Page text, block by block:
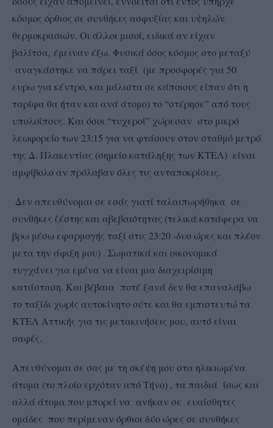
κόσμος όρθιος σε συνθήκες ασφυξίας και υψηλών
θερμοκρασιών. Οι άλλοι μισοί, ειδικά αν είχαν
βαλίτσα, έμειναν έξω. Φυσικά όσος κόσμος στο μεταξύ
αναγκάστηκε να πάρει ταξί (με προσφορές για 50
ευρω για κέντρο, και μάλιστα σε κάποιους είπαν ότι η
ταρίφα θα ήταν και ανά άτομο) το “στέρησε” από τους
υπολοίπους. Και όσοι “τυχεροί” χώρεσαν στο μικρό
λεωφορείο των 23:15 για να φτάσουν στον σταθμό μετρό
της Δ. Πλακεντίας (σημείο κατάληξης των ΚΤΕΛ) είναι
αμφίβολο αν πρόλαβαν όλες τις ανταποκρίσεις.
Δεν απευθύνομαι σε εσάς γιατί ταλαιπωρήθηκα σε
συνθήκες ζέστης και αβεβαιότητας (τελικά κατάφερα να
βρω μέσω εφαρμογής ταξί στις 23:20 -δυο ώρες και πλέον
μετα την άφιξη μου) . Σωματικά και οικονομικά
τυγχάνει για εμένα να είναι μια διαχειρίσιμη
κατάσταση. Και βέβαια ποτέ ξανά δεν θα επαναλάβω
το ταξίδι χωρίς αυτοκίνητο ούτε και θα εμπιστευτώ τα
ΚΤΕΛ Αττικής για τις μετακινήσεις μου, αυτό είναι
σαφές.
Απευθύνομαι σε σας με τη σκέψη μου στα ηλικιωμένα
άτομα (το πλοίο ερχόταν από Τήνο) , τα παιδιά ίσως και
αλλά άτομα που μπορεί να ανήκαν σε ευαίσθητες
ομάδες που περίμεναν όρθιοι δύο ώρες σε συνθήκες